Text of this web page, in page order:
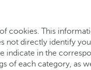
This
directly identify
in the
of each category,